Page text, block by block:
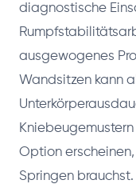
diagnostische
ausgewogenes
Wandsitzen kann
Option
Springen brauchst.